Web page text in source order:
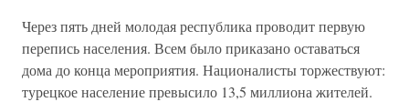
Через пять дней молодая республика проводит первую
перепись населения. Всем было приказано оставаться
дома до конца мероприятия. Националисты торжествуют:
турецкое население превысило 13,5 миллиона жителей.